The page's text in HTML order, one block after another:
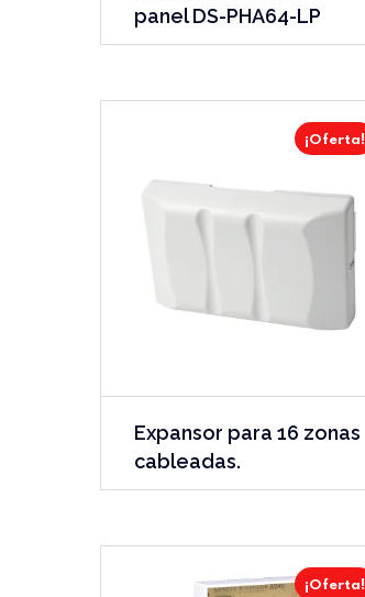
panel DS-PHA64-LP
¡Oferta!
Expansor para 16 zonas
cableadas.
¡Oferta!